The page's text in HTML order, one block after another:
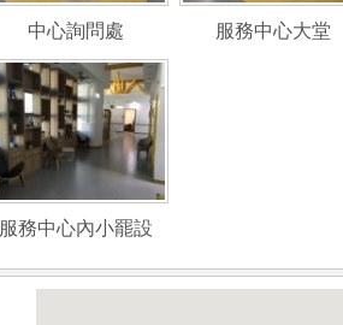
中心詢問處 服務中心大堂
服務中心內小罷設